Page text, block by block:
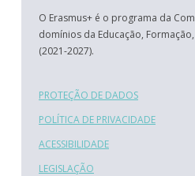
O Erasmus+ é o programa da
domínios da Educação,
(2021-2027).
PROTEÇÃO DE DADOS
POLÍTICA DE PRIVACIDADE
ACESSIBILIDADE
LEGISLAÇÃO